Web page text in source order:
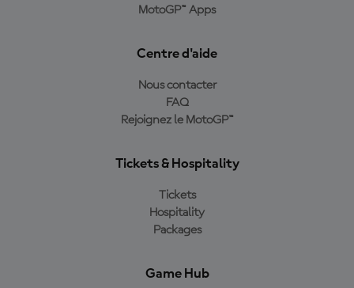
MotoGP™ Apps
Centre d'aide
Nous contacter
FAQ
Rejoignez le MotoGP™
Tickets & Hospitality
Tickets
Hospitality
Packages
Game Hub